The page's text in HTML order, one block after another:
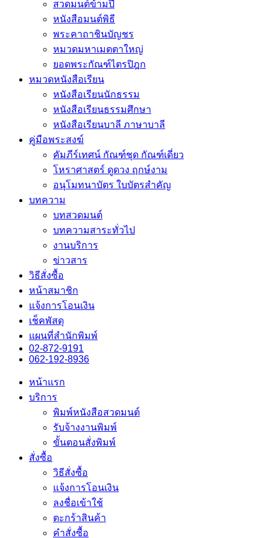
สวดมนต์ข้ามปี
หนังสือมนต์พิธี
พระคาถาชินบัญชร
หมวดมหาเมตตาใหญ่
ยอดพระกัณฑ์ไตรปิฎก
หมวดหนังสือเรียน
หนังสือเรียนนักธรรม
หนังสือเรียนธรรมศึกษา
หนังสือเรียนบาลี ภาษาบาลี
คู่มือพระสงฆ์
คัมภีร์เทศน์ กัณฑ์ชุด กัณฑ์เดี่ยว
โหราศาสตร์ ดูดวง ฤกษ์งาม
อนุโมทนาบัตร ใบบัตรสำคัญ
บทความ
บทสวดมนต์
บทความสาระทั่วไป
งานบริการ
ข่าวสาร
วิธีสั่งซื้อ
หน้าสมาชิก
แจ้งการโอนเงิน
เช็คพัสดุ
แผนที่สำนักพิมพ์
02-872-9191
062-192-8936
หน้าแรก
บริการ
พิมพ์หนังสือสวดมนต์
รับจ้างงานพิมพ์
ขั้นตอนสั่งพิมพ์
สั่งซื้อ
วิธีสั่งซื้อ
แจ้งการโอนเงิน
ลงชื่อเข้าใช้
ตะกร้าสินค้า
คำสั่งซื้อ